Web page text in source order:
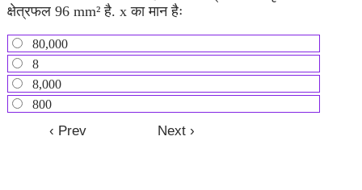
क्षेत्रफल 96 mm² है. x का मान हैः
80,000
8
8,000
800